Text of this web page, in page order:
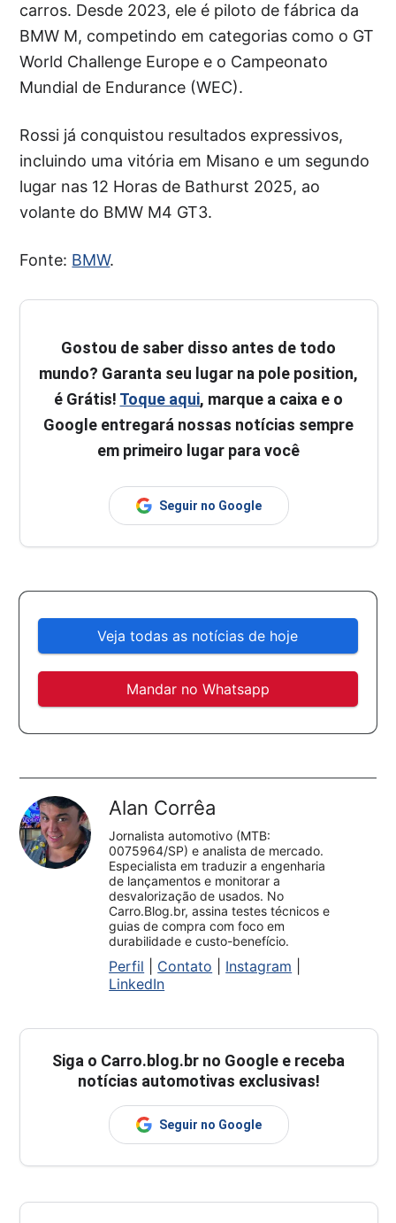
carros. Desde 2023, ele é piloto de fábrica da
BMW M, competindo em categorias como o GT
World Challenge Europe e o Campeonato
Mundial de Endurance (WEC).
Rossi já conquistou resultados expressivos,
incluindo uma vitória em Misano e um segundo
lugar nas 12 Horas de Bathurst 2025, ao
volante do BMW M4 GT3.
Fonte: BMW.
Gostou de saber disso antes de todo
mundo? Garanta seu lugar na pole position,
é Grátis! Toque aqui, marque a caixa e o
Google entregará nossas notícias sempre
em primeiro lugar para você
Seguir no Google
Veja todas as notícias de hoje
Mandar no Whatsapp
Alan Corrêa
Jornalista automotivo (MTB:
0075964/SP) e analista de mercado.
Especialista em traduzir a engenharia
de lançamentos e monitorar a
desvalorização de usados. No
Carro.Blog.br, assina testes técnicos e
guias de compra com foco em
durabilidade e custo-benefício.
Perfil Contato Instagram
LinkedIn
Siga o Carro.blog.br no Google e receba
notícias automotivas exclusivas!
Seguir no Google